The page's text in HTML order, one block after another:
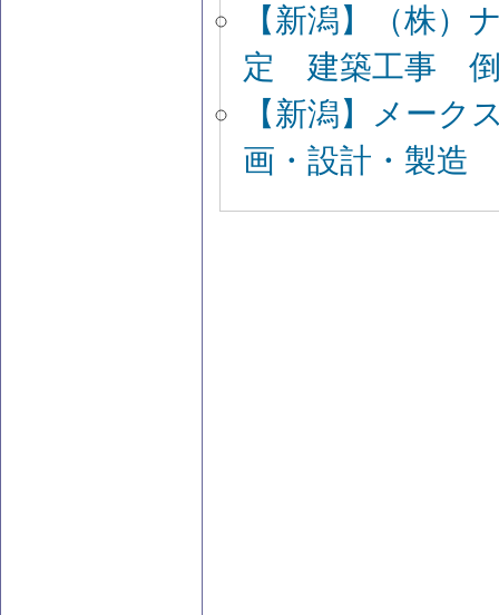
【新潟】（株）
定 建築工事 倒
【新潟】メー
画・設計・製造